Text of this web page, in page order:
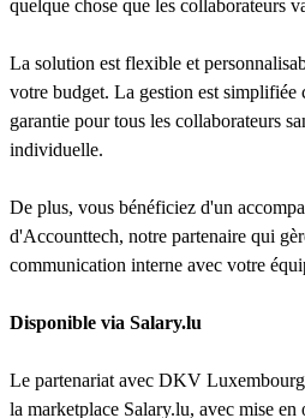
quelque chose que les collaborateurs
La solution est flexible et
votre budget. La gestion est simplifiée
garantie pour tous les collaborateurs
individuelle.
De plus, vous bénéficiez d'un
d'Accounttech, notre partenaire qui
communication interne avec votre
Disponible via Salary.lu
Le partenariat avec DKV
la marketplace Salary.lu, avec mise